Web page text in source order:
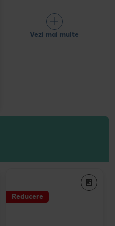
Vezi mai multe
Reducere